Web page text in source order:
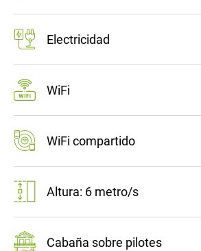
Electricidad
WiFi
WiFi compartido
Altura: 6 metro/s
Cabaña sobre pilotes